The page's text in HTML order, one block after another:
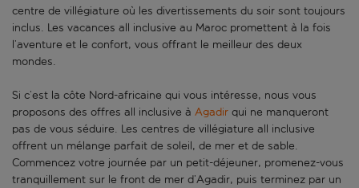
centre de villégiature où les divertissements du soir sont toujours
inclus. Les vacances all inclusive au Maroc promettent à la fois
l’aventure et le confort, vous offrant le meilleur des deux
mondes.
Si c’est la côte Nord-africaine qui vous intéresse, nous vous
proposons des offres all inclusive à Agadir qui ne manqueront
pas de vous séduire. Les centres de villégiature all inclusive
offrent un mélange parfait de soleil, de mer et de sable.
Commencez votre journée par un petit-déjeuner, promenez-vous
tranquillement sur le front de mer d’Agadir, puis terminez par un